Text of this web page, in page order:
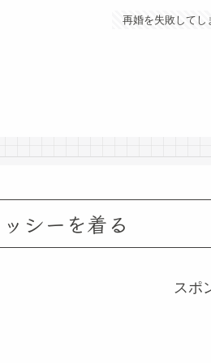
再婚を失敗してし
シーを着る
スポ